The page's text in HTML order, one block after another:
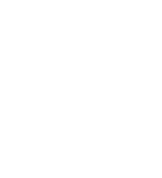
巻いちゃう。トモダ
のドライサウナ。
は無し。浴槽のヘリに